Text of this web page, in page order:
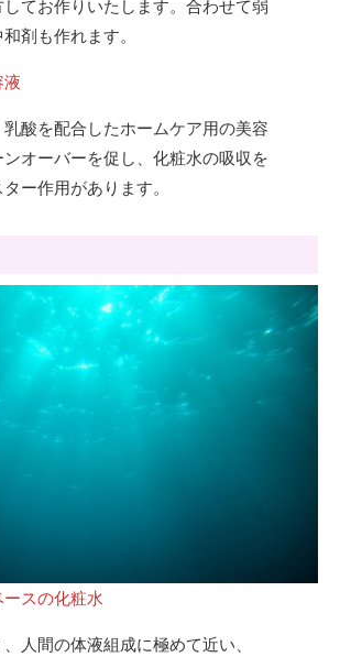
てお作りいたします。合わせて弱
剤も作れます。
酸を配合したホームケア用の美容
オーバーを促し、化粧水の吸収を
ー作用があります。
スの化粧水
人間の体液組成に極めて近い、